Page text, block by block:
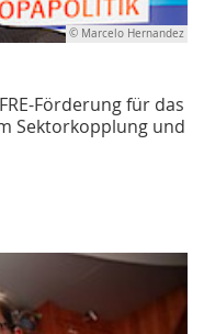
© Marcelo Hernandez
Förderung für das
Sektorkopplung und